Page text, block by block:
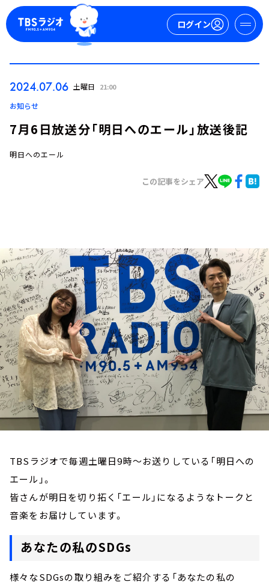
ログイン
トピックス
TBS Podcast
お知らせ
イベント・グッズ
YouTube
会社情報
2024.07.06 土曜日 21:00
お知らせ
7月6日放送分「明日へのエール」放送後記
明日へのエール
この記事をシェア
TBSラジオで毎週土曜日9時～お送りしている「明日への
エール」。
皆さんが明日を切り拓く「エール」になるようなトークと
音楽をお届けしています。
あなたの私のSDGs
様々なSDGsの取り組みをご紹介する「あなたの私の